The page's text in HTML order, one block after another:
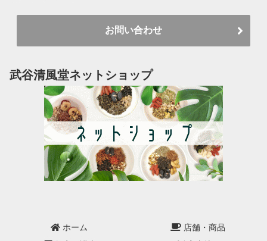
お問い合わせ
武谷清風堂ネットショップ
ホーム
店舗・商品